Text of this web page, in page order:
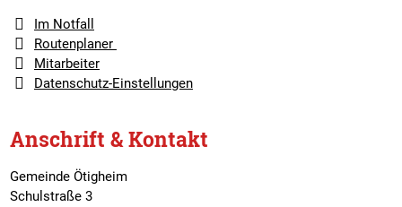
Im Notfall
Routenplaner
Mitarbeiter
Datenschutz-Einstellungen
Anschrift & Kontakt
Gemeinde Ötigheim
Schulstraße 3